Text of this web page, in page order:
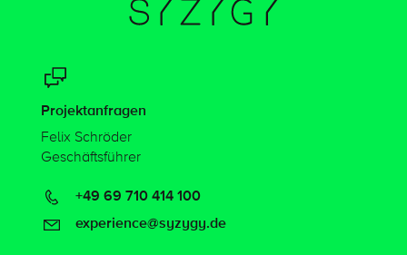
Projektanfragen
Felix Schröder
Geschäftsführer
+49 69 710 414 100
experience@syzygy.de